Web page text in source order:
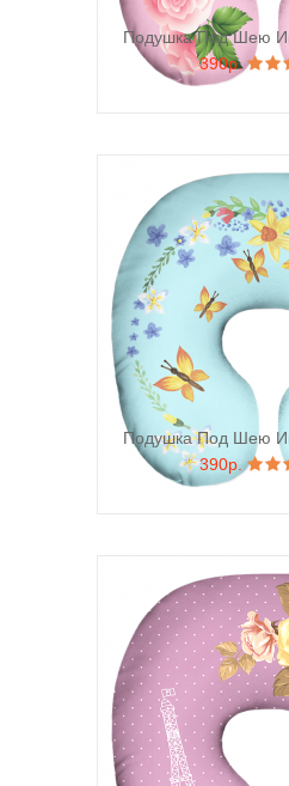
Подушка Под Шею
390р.
Подушка Под Шею
390р.